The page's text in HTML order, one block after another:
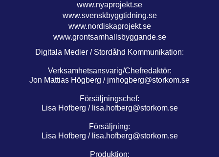
www.nyaprojekt.se
www.svenskbyggtidning.se
www.nordiskaprojekt.se
www.grontsamhallsbyggande.se
Digitala Medier / Stordåhd Kommunikation:
Verksamhetsansvarig/Chefredaktör:
Jon Mattias Högberg / jmhogberg@storkom.se
Försäljningschef:
Lisa Hofberg / lisa.hofberg@storkom.se
Försäljning:
Lisa Hofberg / lisa.hofberg@storkom.se
Produktion: